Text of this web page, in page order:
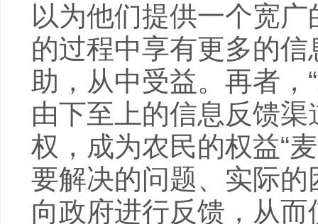
以为他们提供一个宽
的过程中享有更多的
助，从中受益。再者，
由下至上的信息反馈
权，成为农民的权益“
要解决的问题、实际
向政府进行反馈，从